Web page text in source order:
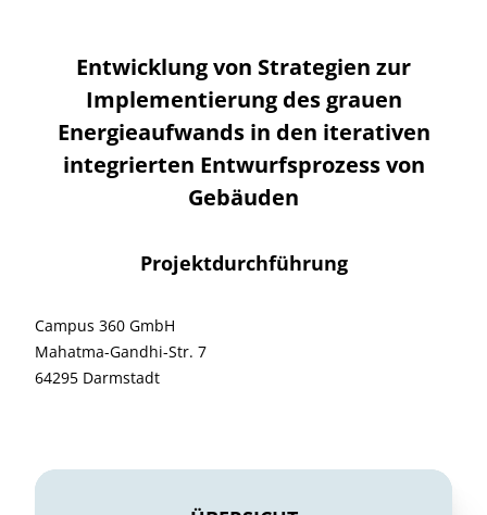
Entwicklung von Strategien zur
Implementierung des grauen
Energieaufwands in den iterativen
integrierten Entwurfsprozess von
Gebäuden
Projektdurchführung
Campus 360 GmbH
Mahatma-Gandhi-Str. 7
64295 Darmstadt